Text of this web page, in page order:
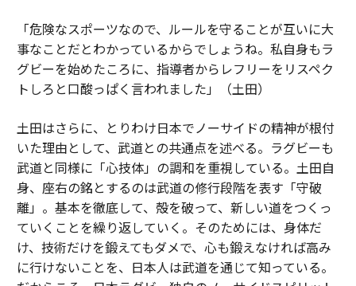
「危険なスポーツなので、ルールを守ることが互いに大
事なことだとわかっているからでしょうね。私自身もラ
グビーを始めたころに、指導者からレフリーをリスペク
トしろと口酸っぱく言われました」（土田）
土田はさらに、とりわけ日本でノーサイドの精神が根付
いた理由として、武道との共通点を述べる。ラグビーも
武道と同様に「心技体」の調和を重視している。土田自
身、座右の銘とするのは武道の修行段階を表す「守破
離」。基本を徹底して、殻を破って、新しい道をつくっ
ていくことを繰り返していく。そのためには、身体だ
け、技術だけを鍛えてもダメで、心も鍛えなければ高み
に行けないことを、日本人は武道を通じて知っている。